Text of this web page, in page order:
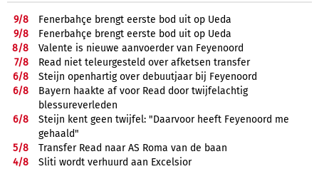
9/8
Fenerbahçe brengt eerste bod uit op Ueda
9/8
Fenerbahçe brengt eerste bod uit op Ueda
8/8
Valente is nieuwe aanvoerder van Feyenoord
7/8
Read niet teleurgesteld over afketsen transfer
6/8
Steijn openhartig over debuutjaar bij Feyenoord
6/8
Bayern haakte af voor Read door twijfelachtig
blessureverleden
6/8
Steijn kent geen twijfel: "Daarvoor heeft Feyenoord me
gehaald"
5/8
Transfer Read naar AS Roma van de baan
4/8
Sliti wordt verhuurd aan Excelsior